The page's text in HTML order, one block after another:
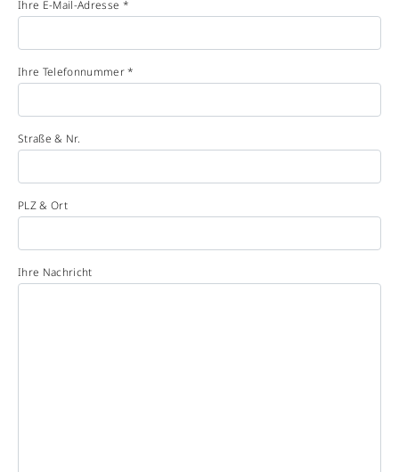
Ihre E-Mail-Adresse *
Ihre Telefonnummer *
Straße & Nr.
PLZ & Ort
Ihre Nachricht